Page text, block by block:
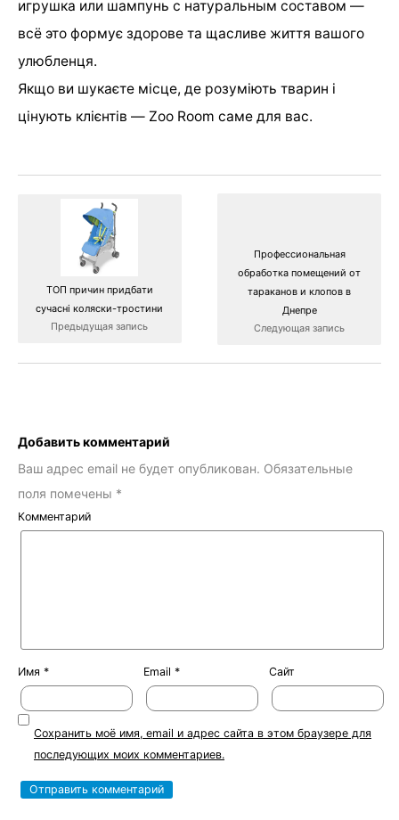
игрушка или шампунь с натуральным составом —
всё это формує здорове та щасливе життя вашого
улюбленця.
Якщо ви шукаєте місце, де розуміють тварин і
цінують клієнтів — Zoo Room саме для вас.
ТОП причин придбати
сучасні коляски-тростини
Предыдущая запись
Профессиональная
обработка помещений от
тараканов и клопов в
Днепре
Следующая запись
Добавить комментарий
Ваш адрес email не будет опубликован. Обязательные
поля помечены *
Комментарий
Имя * Email * Сайт
Сохранить моё имя, email и адрес сайта в этом браузере для
последующих моих комментариев.